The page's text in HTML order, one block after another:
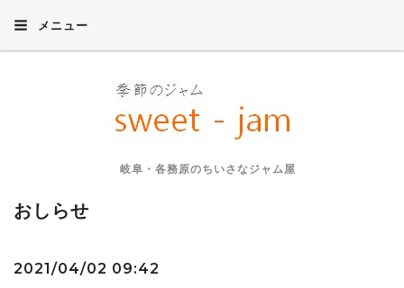
メニュー
岐阜・各務原のちいさなジャム屋
おしらせ
2021/04/02 09:42